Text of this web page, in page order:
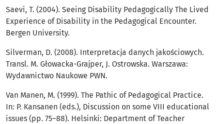
Saevi, T. (2004). Seeing Disability Pedagogically The Lived
Experience of Disability in the Pedagogical Encounter.
Bergen University.
Silverman, D. (2008). Interpretacja danych jakościowych.
Transl. M. Głowacka-Grajper, J. Ostrowska. Warszawa:
Wydawnictwo Naukowe PWN.
Van Manen, M. (1999). The Pathic of Pedagogical Practice.
In: P. Kansanen (eds.), Discussion on some VIII educational
issues (pp. 75–88). Helsinki: Department of Teacher